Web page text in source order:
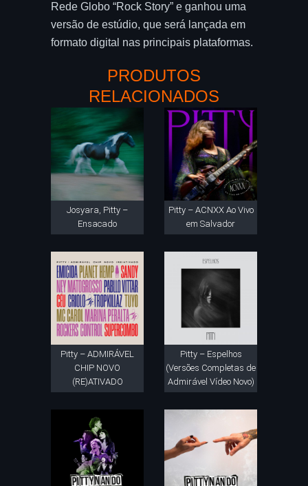
Rede Globo “Rock Story” e ganhou uma
versão de estúdio, que será lançada em
formato digital nas principais plataformas.
PRODUTOS
RELACIONADOS
Josyara, Pitty –
Ensacado
Pitty – ACNXX Ao Vivo
em Salvador
Pitty – ADMIRÁVEL
CHIP NOVO
(RE)ATIVADO
Pitty – Espelhos
(Versões Completas de
Admirável Vídeo Novo)